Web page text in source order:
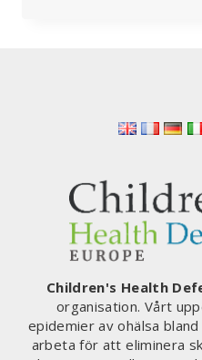
Children's Health
organisation. Vårt
epidemier av ohälsa
arbeta för att eliminera